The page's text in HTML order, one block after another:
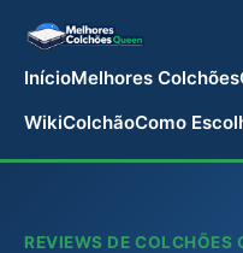
InícioMelhores Colchões
WikiColchãoComo
REVIEWS DE COLCHÕES